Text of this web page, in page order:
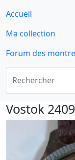
Accueil
Ma collection
Forum des
Vostok